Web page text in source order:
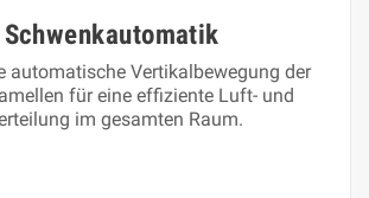
automatische Vertikalbewegung der
für eine effiziente Luft- und
im gesamten Raum.